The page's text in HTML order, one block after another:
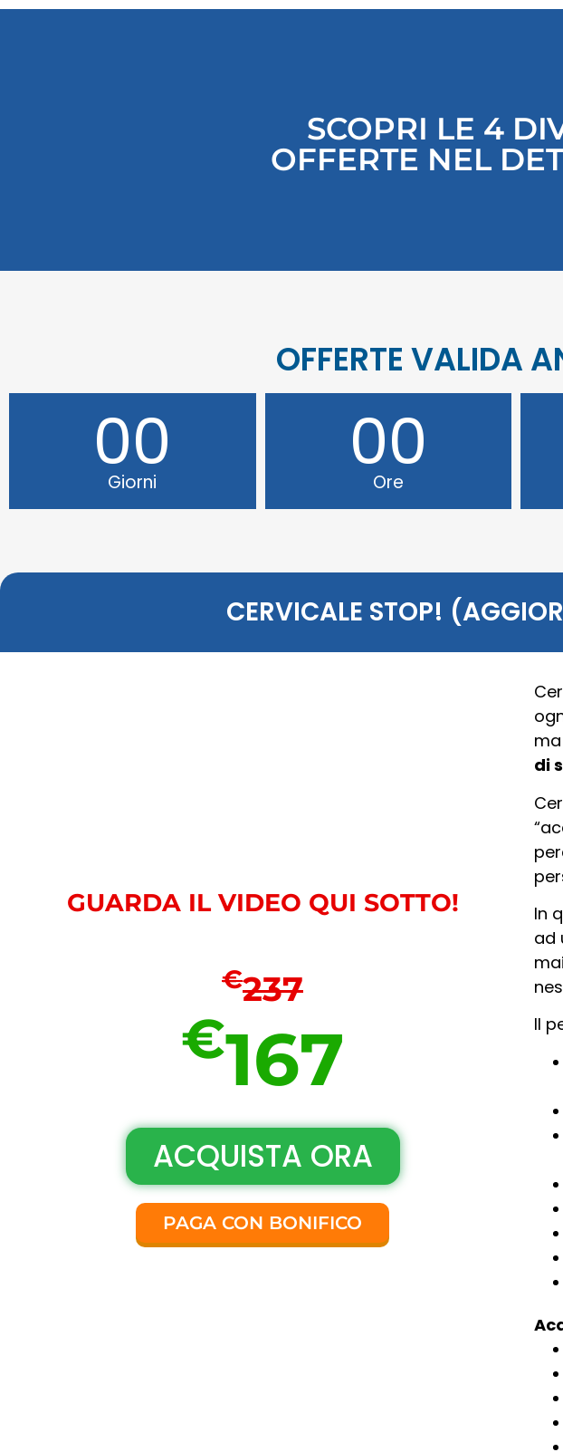
SCOPRI LE 4
OFFERTE NEL
OFFERTE VALIDA
00
Giorni 00
Ore
CERVICALE STOP!
GUARDA IL VIDEO QUI SOTTO!
€237
€167
ACQUISTA ORA
PAGA CON BONIFICO
di
In
ad
Il